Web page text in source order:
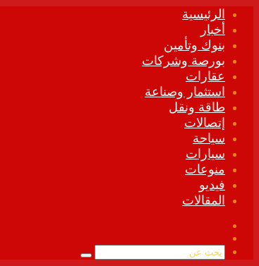
الرئيسية
أخبار
بنوك وتأمين
بورصة وشركات
عقارات
استثمار وصناعة
طاقة ونقل
إتصالات
سياحة
سيارات
منوعات
فيديو
المقالات
الموقع
بحث